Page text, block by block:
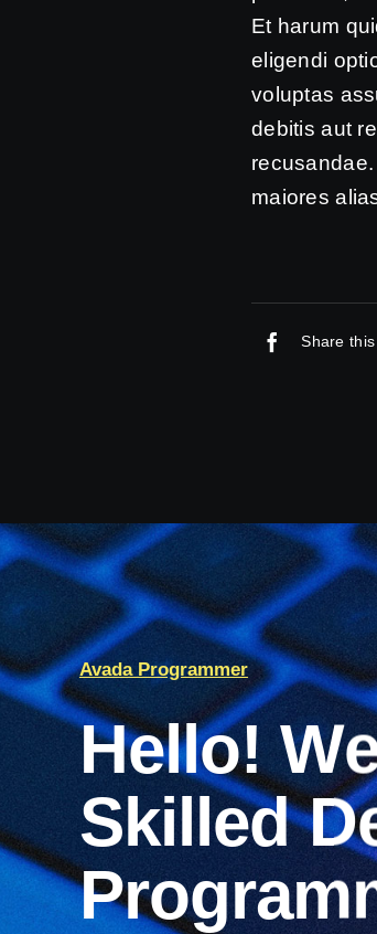
Et harum
eligendi
voluptas
debitis aut
maiores
Share this
Avada Programmer
Hello!
Skilled